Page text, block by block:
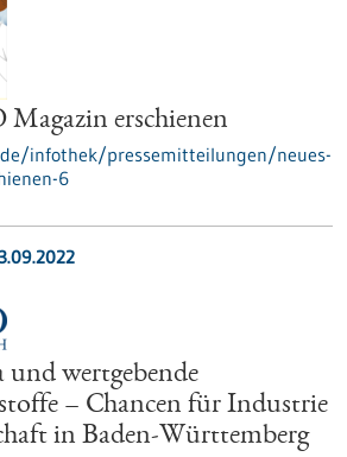
erschienen
infothek/pressemitteilungen/neues-
6
wertgebende
– Chancen für Industrie
in Baden-Württemberg